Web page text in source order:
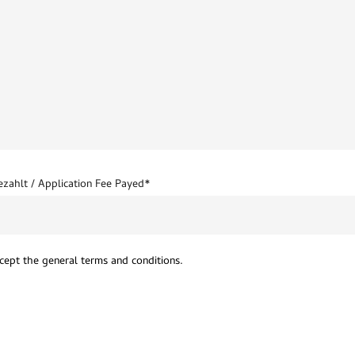
/ Application Fee Payed*
the general terms and conditions.